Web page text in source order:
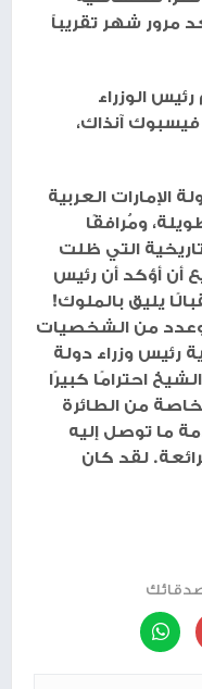
مرور شهر تقريباً
الوزراء
آنذاك،
العربية
ومُرافقًا
التي ظلت
أن أؤكد أن رئيس
يليق بالملوك!
وعدد من الشخصيات
رئيس وزراء دولة
احترامًا كبيرًا
من الطائرة
ما توصل إليه
لقد كان